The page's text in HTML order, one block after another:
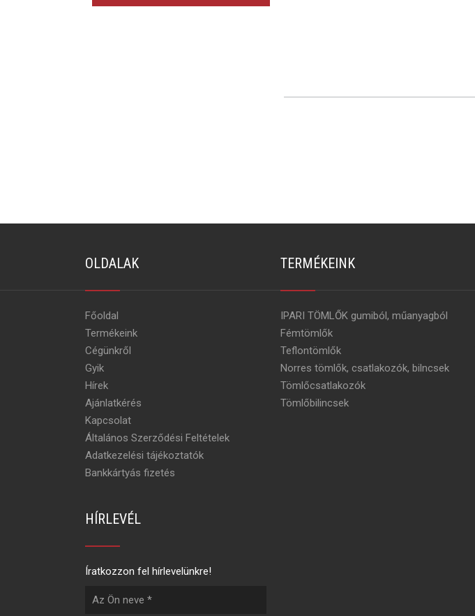
OLDALAK
Főoldal
Termékeink
Cégünkről
Gyik
Hírek
Ajánlatkérés
Kapcsolat
Általános Szerződési Feltételek
Adatkezelési tájékoztatók
Bankkártyás fizetés
TERMÉKEINK
IPARI TÖMLŐK gumiból, műanyagból
Fémtömlők
Teflontömlők
Norres tömlők, csatlakozók, bilncsek
Tömlőcsatlakozók
Tömlőbilincsek
HÍRLEVÉL
Íratkozzon fel hírlevelünkre!